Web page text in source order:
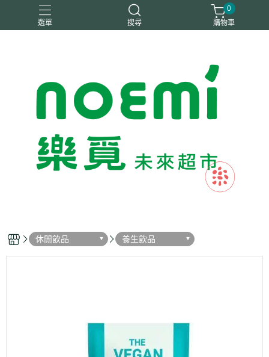
選單 搜尋
0
購物車
休閒飲品 養生飲品